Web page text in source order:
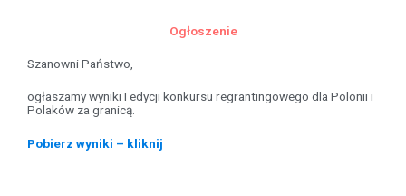
Ogłoszenie
Szanowni Państwo,
ogłaszamy wyniki I edycji konkursu regrantingowego dla Polonii i
Polaków za granicą.
Pobierz wyniki – kliknij